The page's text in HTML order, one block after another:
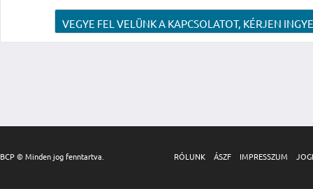
VEGYE FEL VELÜNK A KAPCSOLATOT, KÉRJEN
BCP © Minden jog fenntartva. RÓLUNK ÁSZF IMPRESSZUM